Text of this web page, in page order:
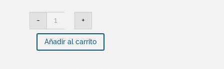
Doble
-
MU0006
cantidad
-
MUNAMI
Porta
Mamaderas
Térmico
Gris
+
Añadir al carrito